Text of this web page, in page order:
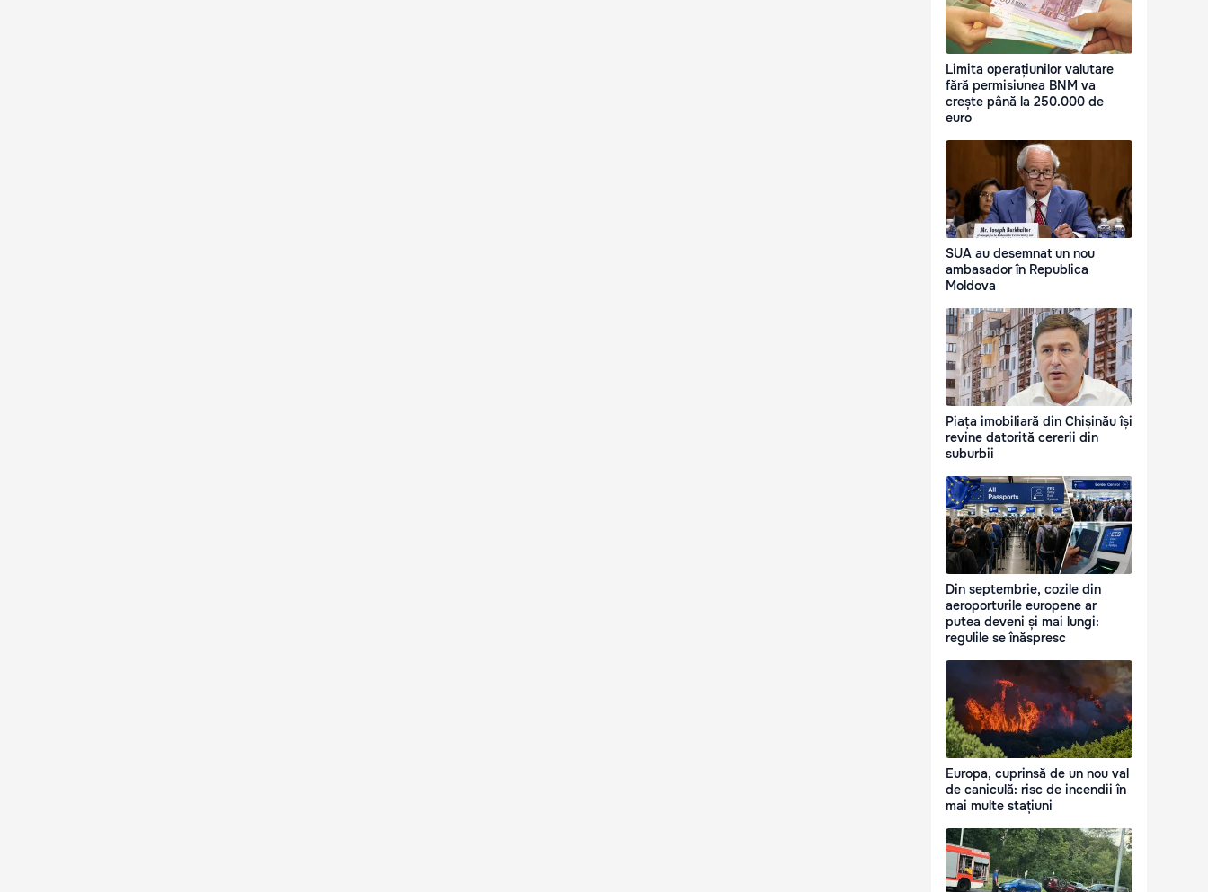
Limita operațiunilor valutare
fără permisiunea BNM va
crește până la 250.000 de
euro
SUA au desemnat un nou
ambasador în Republica
Moldova
Piața imobiliară din Chișinău își
revine datorită cererii din
suburbii
Din septembrie, cozile din
aeroporturile europene ar
putea deveni și mai lungi:
regulile se înăspresc
Europa, cuprinsă de un nou val
de caniculă: risc de incendii în
mai multe stațiuni